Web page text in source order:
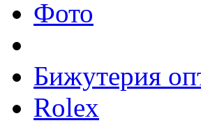
Фото
Бижутерия
Rolex